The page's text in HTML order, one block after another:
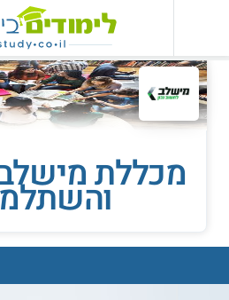
מכללת